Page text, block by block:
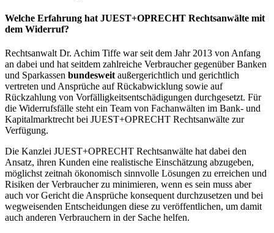
Welche Erfahrung hat JUEST+OPRECHT Rechtsanwälte mit
dem Widerruf?
Rechtsanwalt Dr. Achim Tiffe war seit dem Jahr 2013 von Anfang
an dabei und hat seitdem zahlreiche Verbraucher gegenüber Banken
und Sparkassen bundesweit außergerichtlich und gerichtlich
vertreten und Ansprüche auf Rückabwicklung sowie auf
Rückzahlung von Vorfälligkeitsentschädigungen durchgesetzt. Für
die Widerrufsfälle steht ein Team von Fachanwälten im Bank- und
Kapitalmarktrecht bei JUEST+OPRECHT Rechtsanwälte zur
Verfügung.
Die Kanzlei JUEST+OPRECHT Rechtsanwälte hat dabei den
Ansatz, ihren Kunden eine realistische Einschätzung abzugeben,
möglichst zeitnah ökonomisch sinnvolle Lösungen zu erreichen und
Risiken der Verbraucher zu minimieren, wenn es sein muss aber
auch vor Gericht die Ansprüche konsequent durchzusetzen und bei
wegweisenden Entscheidungen diese zu veröffentlichen, um damit
auch anderen Verbrauchern in der Sache helfen.